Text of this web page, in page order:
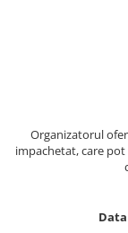
Organizatorul
impachetat, care